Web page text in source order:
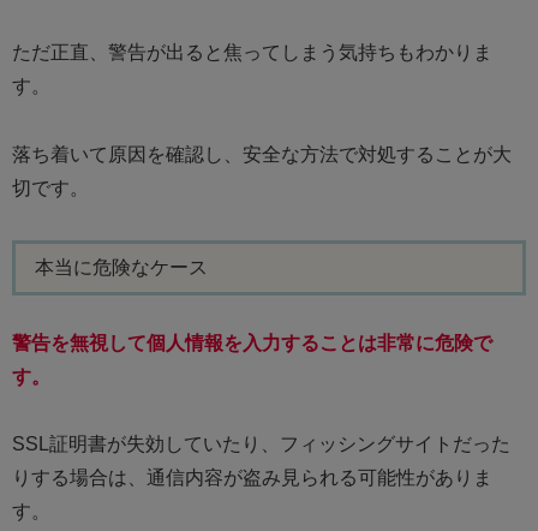
ただ正直、警告が出ると焦ってしまう気持ちもわかりま
す。
落ち着いて原因を確認し、安全な方法で対処することが大
切です。
本当に危険なケース
警告を無視して個人情報を入力することは非常に危険で
す。
SSL証明書が失効していたり、フィッシングサイトだった
りする場合は、通信内容が盗み見られる可能性がありま
す。